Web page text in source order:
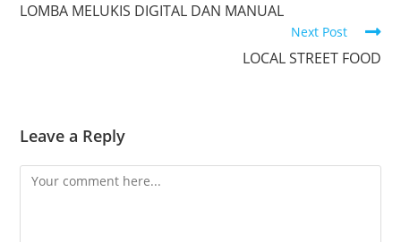
LOMBA MELUKIS DIGITAL DAN MANUAL
Next Post
LOCAL STREET FOOD
Leave a Reply